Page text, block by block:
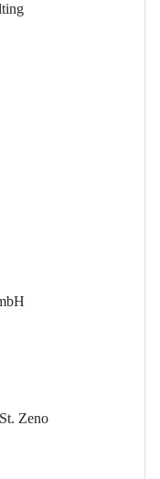
Zeno